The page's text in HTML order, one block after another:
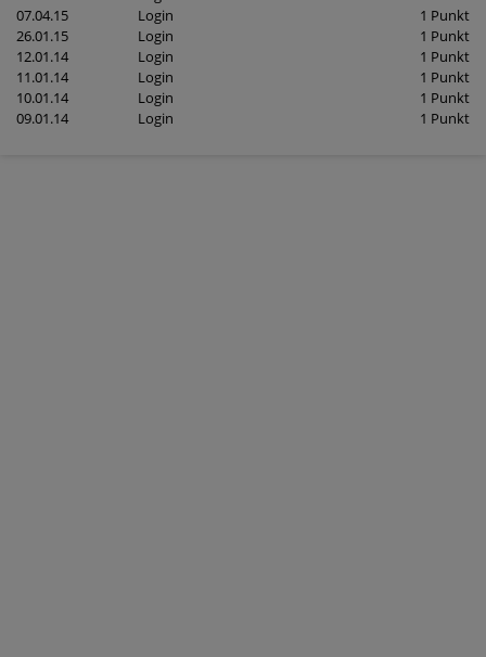
07.04.15
Login
1 Punkt
26.01.15
Login
1 Punkt
12.01.14
Login
1 Punkt
11.01.14
Login
1 Punkt
10.01.14
Login
1 Punkt
09.01.14
Login 1 Punkt